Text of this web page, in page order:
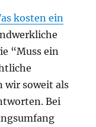
kosten ein
“Muss ein
wir soweit als
Bei